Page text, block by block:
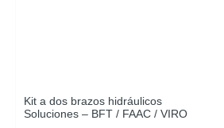
Kit a dos brazos hidráulicos
Soluciones – BFT / FAAC / VIRO